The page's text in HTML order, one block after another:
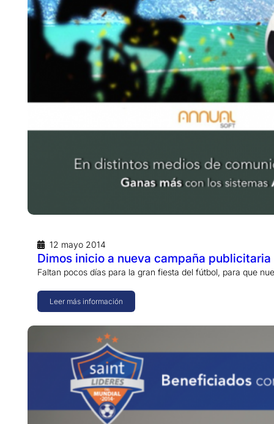
12 mayo 2014
Dimos inicio a nueva campaña publicitaria
Faltan pocos días para la gran fiesta del fútbol, para que
Leer más información